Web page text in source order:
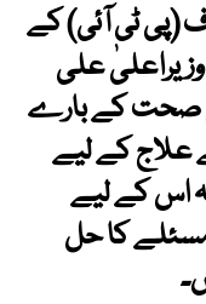
(پی ٹی آئی) کے
وزیراعلیٰ علی
صحت کے بارے
علاج کے لیے
اس کے لیے
کا حل